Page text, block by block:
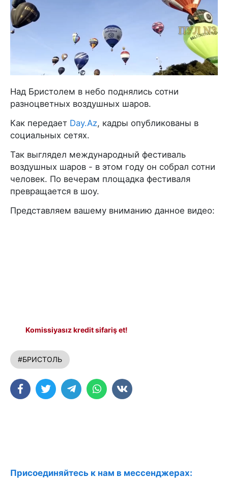
Над Бристолем в небо поднялись сотни
разноцветных воздушных шаров.
Как передает Day.Az, кадры опубликованы в
социальных сетях.
Так выглядел международный фестиваль
воздушных шаров - в этом году он собрал сотни
человек. По вечерам площадка фестиваля
превращается в шоу.
Представляем вашему вниманию данное видео:
Komissiyasız kredit sifariş et!
#БРИСТОЛЬ
Присоединяйтесь к нам в мессенджерах: